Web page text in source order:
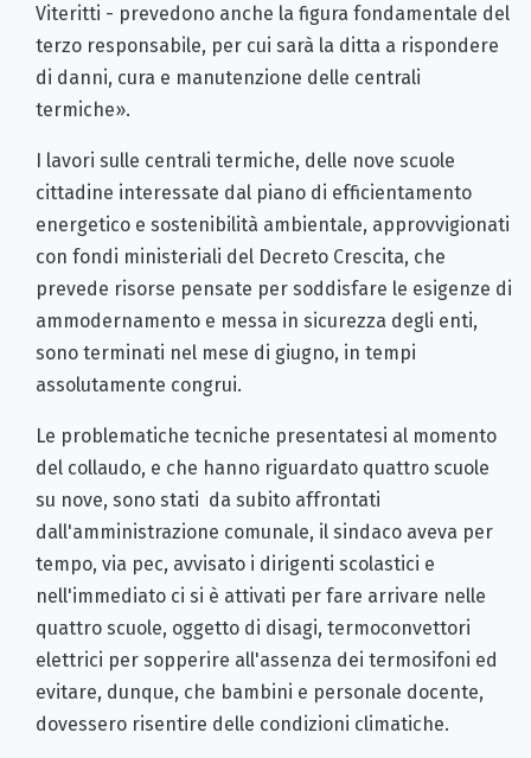
Viteritti - prevedono anche la figura fondamentale del
terzo responsabile, per cui sarà la ditta a rispondere
di danni, cura e manutenzione delle centrali
termiche».
I lavori sulle centrali termiche, delle nove scuole
cittadine interessate dal piano di efficientamento
energetico e sostenibilità ambientale, approvvigionati
con fondi ministeriali del Decreto Crescita, che
prevede risorse pensate per soddisfare le esigenze di
ammodernamento e messa in sicurezza degli enti,
sono terminati nel mese di giugno, in tempi
assolutamente congrui.
Le problematiche tecniche presentatesi al momento
del collaudo, e che hanno riguardato quattro scuole
su nove, sono stati da subito affrontati
dall'amministrazione comunale, il sindaco aveva per
tempo, via pec, avvisato i dirigenti scolastici e
nell'immediato ci si è attivati per fare arrivare nelle
quattro scuole, oggetto di disagi, termoconvettori
elettrici per sopperire all'assenza dei termosifoni ed
evitare, dunque, che bambini e personale docente,
dovessero risentire delle condizioni climatiche.